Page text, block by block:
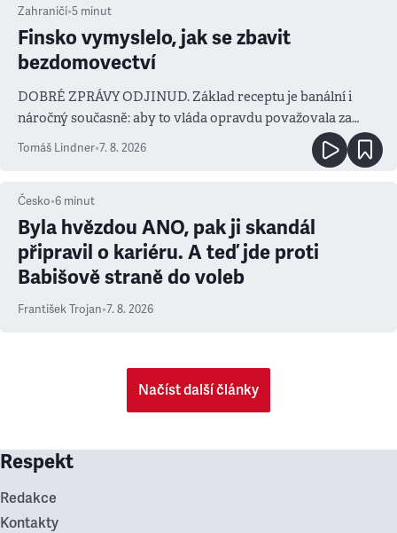
Zahraničí•5 minut
Finsko vymyslelo, jak se zbavit
bezdomovectví
DOBRÉ ZPRÁVY ODJINUD. Základ receptu je banální i
náročný současně: aby to vláda opravdu považovala za
prioritu
Tomáš Lindner•7. 8. 2026
Česko•6 minut
Byla hvězdou ANO, pak ji skandál
připravil o kariéru. A teď jde proti
Babišově straně do voleb
František Trojan•7. 8. 2026
Načíst další články
Respekt
Redakce
Kontakty